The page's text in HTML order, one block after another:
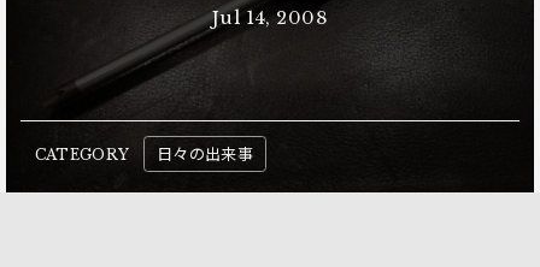
Jul 14, 2008
CATEGORY 日々の出来事